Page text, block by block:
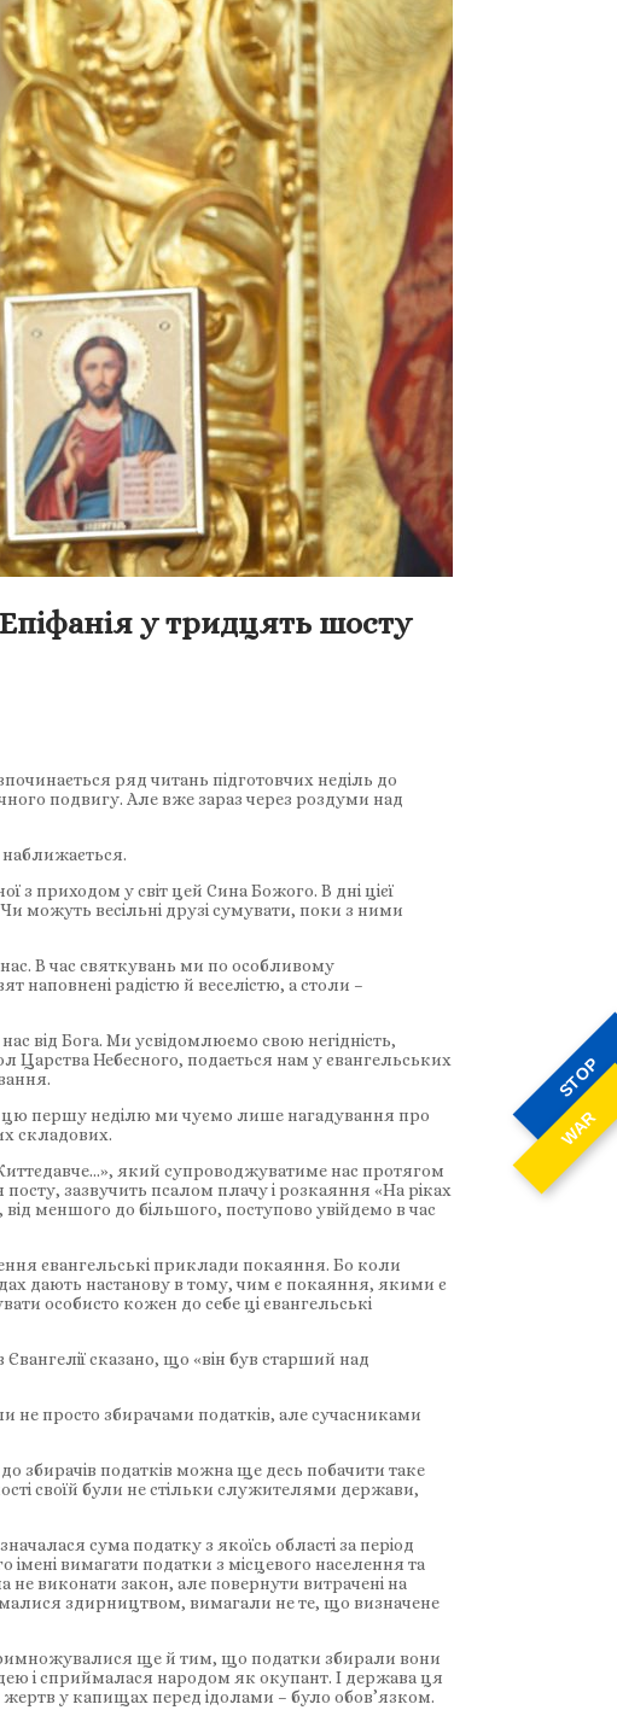
STOP
WAR
у тридцять шосту
ряд читань підготовчих неділь до
подвигу. Але вже зараз через роздуми над
з приходом у світ цей Сина Божого. В дні цієї
можуть весільні друзі сумувати, поки з ними
В час святкувань ми по особливому
наповнені радістю й веселістю, а столи –
від Бога. Ми усвідомлюємо свою негідність,
Царства Небесного, подається нам у євангельських
цю першу неділю ми чуємо лише нагадування про
складових.
який супроводжуватиме нас протягом
зазвучить псалом плачу і розкаяння «На ріках
меншого до більшого, поступово увійдемо в час
євангельські приклади покаяння. Бо коли
дають настанову в тому, чим є покаяння, якими є
особисто кожен до себе ці євангельські
сказано, що «він був старший над
не просто збирачами податків, але сучасниками
збирачів податків можна ще десь побачити таке
своїй були не стільки служителями держави,
сума податку з якоїсь області за період
вимагати податки з місцевого населення та
виконати закон, але повернути витрачені на
здирництвом, вимагали не те, що визначене
ще й тим, що податки збирали вони
і сприймалася народом як окупант. І держава ця
у капищах перед ідолами – було обов’язком.